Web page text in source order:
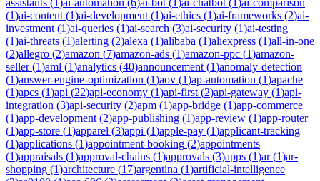
(1)ai-content (1)ai-development (1)ai-ethics (1)ai-frameworks (2)ai-
investment (1)ai-queries (1)ai-search (3)ai-security (1)ai-testing
(1)ai-threats (1)alerting (2)alexa (1)alibaba (1)aliexpress (1)all-in-one
(2)allegro (2)amazon (7)amazon-ads (1)amazon-ppc (1)amazon-
seller(1)aml (1)analytics (40)announcement (1)anomaly-detection
(1)answer-engine-optimization (1)aov (1)ap-automation (1)apache
(1)apcs (1)api (22)api-economy (1)api-first (2)api-gateway (1)api-
integration (3)api-security (2)apm (1)app-bridge (1)app-commerce
(1)app-development (2)app-publishing (1)app-review (1)app-router
(1)app-store (1)apparel (3)appi (1)apple-pay (1)applicant-tracking
(1)applications (1)appointment-booking (2)appointments
(1)appraisals (1)approval-chains (1)approvals (3)apps (1)ar(1)ar-
shopping (1)architecture (17)argentina (1)artificial-intelligence